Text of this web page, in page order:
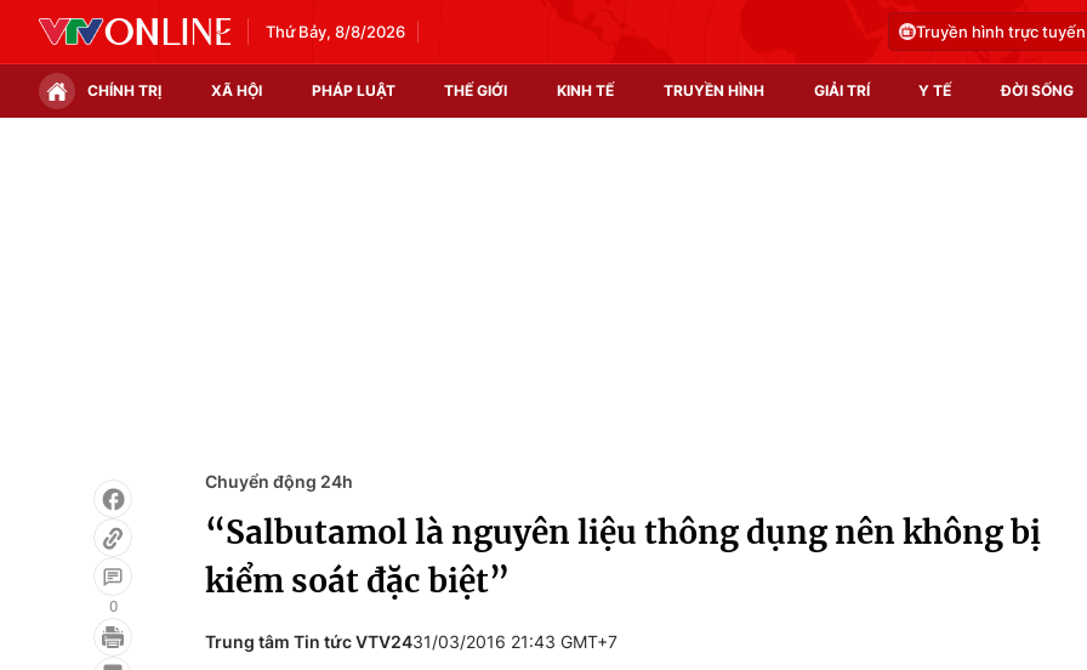
Thứ Bảy, 8/8/2026 Truyền hình trực tuyến
CHÍNH TRỊ XÃ HỘI PHÁP LUẬT THẾ GIỚI KINH TẾ TRUYỀN HÌNH GIẢI TRÍ Y TẾ ĐỜI SỐNG
Infographic
0
Chuyển động 24h
“Salbutamol là nguyên liệu thông dụng nên không bị
kiểm soát đặc biệt”
Trung tâm Tin tức VTV2431/03/2016 21:43 GMT+7